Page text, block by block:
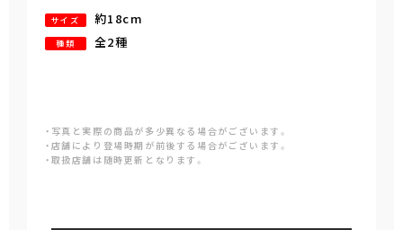
サイズ 約18cm
種類 全2種
・写真と実際の商品が多少異なる場合がございます。
・店舗により登場時期が前後する場合がございます。
・取扱店舗は随時更新となります。